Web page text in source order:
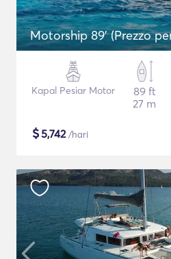
Motorship 89' (Prezzo
Kapal Pesiar Motor
89 ft
27 m
$5,742/hari